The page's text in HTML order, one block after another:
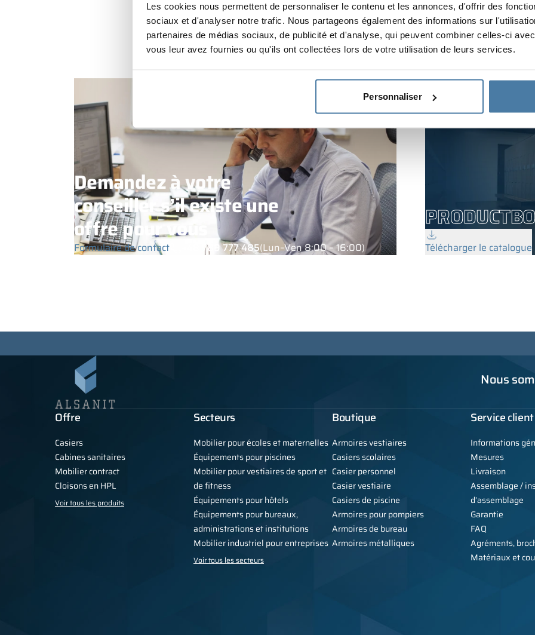
Les cookies nous permettent de personnaliser le contenu et les annonces, d'offrir des
sociaux et d'analyser notre trafic. Nous partageons également des informations sur
partenaires de médias sociaux, de publicité et d'analyse, qui peuvent combiner celles-ci
vous leur avez fournies ou qu'ils ont collectées lors de votre utilisation de leurs services.
Personnaliser
porte, la largeur de la porte, etc.)
Demandez à votre
conseiller s’il existe une
offre pour vous
Formulaire de contact +48 789 777 485(Lun–Ven 8:00 – 16:00) Télécharger le catalogue
Nous
Offre
Casiers
Cabines sanitaires
Mobilier contract
Cloisons en HPL
Voir tous les produits
Secteurs
Mobilier pour écoles et maternelles
Équipements pour piscines
Mobilier pour vestiaires de sport et
de fitness
Équipements pour hôtels
Équipements pour bureaux,
administrations et institutions
Mobilier industriel pour entreprises
Voir tous les secteurs
Boutique
Armoires vestiaires
Casiers scolaires
Casier personnel
Casier vestiaire
Casiers de piscine
Armoires pour pompiers
Armoires de bureau
Armoires métalliques
Service client
Informations
Mesures
Livraison
Assemblage /
d’assemblage
Garantie
FAQ
Agréments,
Matériaux et